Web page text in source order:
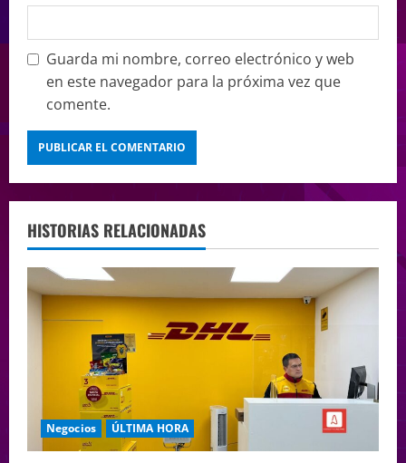
Guarda mi nombre, correo electrónico y web
en este navegador para la próxima vez que
comente.
HISTORIAS RELACIONADAS
Negocios ÚLTIMA HORA